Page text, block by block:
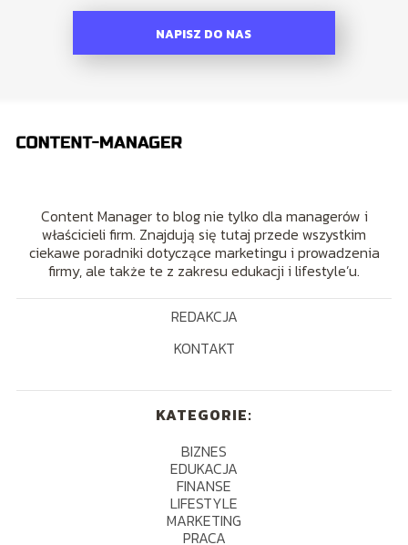
NAPISZ DO NAS
Content Manager to blog nie tylko dla managerów i
właścicieli firm. Znajdują się tutaj przede wszystkim
ciekawe poradniki dotyczące marketingu i prowadzenia
firmy, ale także te z zakresu edukacji i lifestyle’u.
REDAKCJA
KONTAKT
KATEGORIE:
BIZNES
EDUKACJA
FINANSE
LIFESTYLE
MARKETING
PRACA